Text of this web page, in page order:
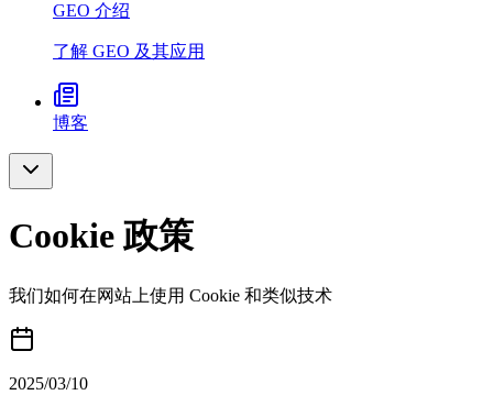
GEO 介绍
了解 GEO 及其应用
博客
Cookie 政策
我们如何在网站上使用 Cookie 和类似技术
2025/03/10